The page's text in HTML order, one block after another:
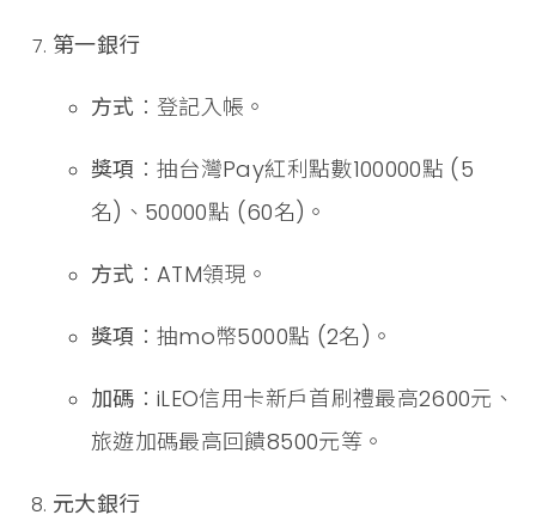
第一銀行
方式 ：登記入帳。
獎項 ：抽台灣Pay紅利點數100000點 (5
名)、50000點 (60名)。
方式 ：ATM領現。
獎項 ：抽mo幣5000點 (2名)。
加碼 ：iLEO信用卡新戶首刷禮最高2600元、
旅遊加碼最高回饋8500元等。
元大銀行